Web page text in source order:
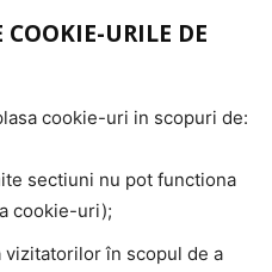
URILE DE
cookie-uri in scopuri de:
sectiuni nu pot functiona
cookie-uri);
vizitatorilor în scopul de a